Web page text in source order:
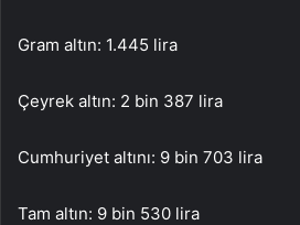
Gram altın: 1.445 lira
Çeyrek altın: 2 bin 387 lira
Cumhuriyet altını: 9 bin 703 lira
Tam altın: 9 bin 530 lira